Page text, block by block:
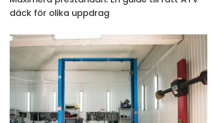
däck för olika uppdrag